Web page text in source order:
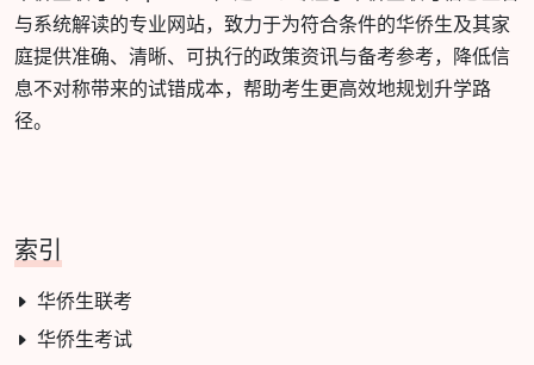
与系统解读的专业网站，致力于为符合条件的华侨生及其家
庭提供准确、清晰、可执行的政策资讯与备考参考，降低信
息不对称带来的试错成本，帮助考生更高效地规划升学路
径。
索引
华侨生联考
华侨生考试